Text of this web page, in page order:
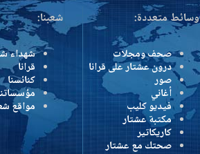
وسائط متعددة:
صحف ومجلات
درون عشتار على قرانا
صور
أغاني
فيديو كليب
مكتبة عشتار
كاريكاتير
صحتك مع عشتار
شعبنا:
شهداء
قرانا
كنائسنا
مواقع